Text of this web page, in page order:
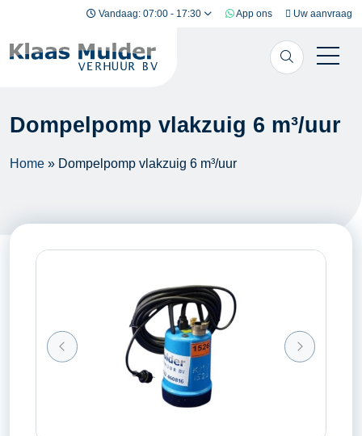
Ga naar inhoud Vandaag: 07:00 - 17:30 App ons Uw aanvraag
Dompelpomp vlakzuig 6 m³/uur
Home » Dompelpomp vlakzuig 6 m³/uur